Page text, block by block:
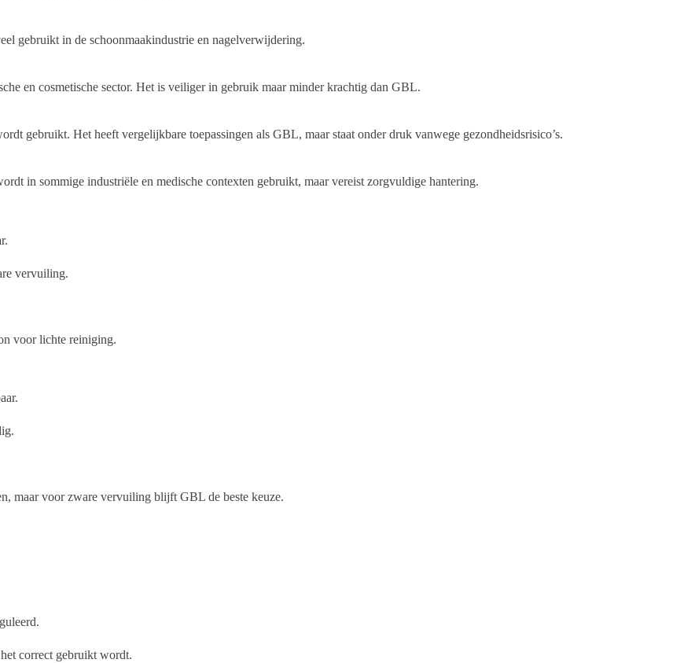
gebruikt in de schoonmaakindustrie en nagelverwijdering.
en cosmetische sector. Het is veiliger in gebruik maar minder krachtig dan GBL.
gebruikt. Het heeft vergelijkbare toepassingen als GBL, maar staat onder druk vanwege gezondheidsrisico’s.
in sommige industriële en medische contexten gebruikt, maar vereist zorgvuldige hantering.
vervuiling.
voor lichte reiniging.
maar voor zware vervuiling blijft GBL de beste keuze.
correct gebruikt wordt.